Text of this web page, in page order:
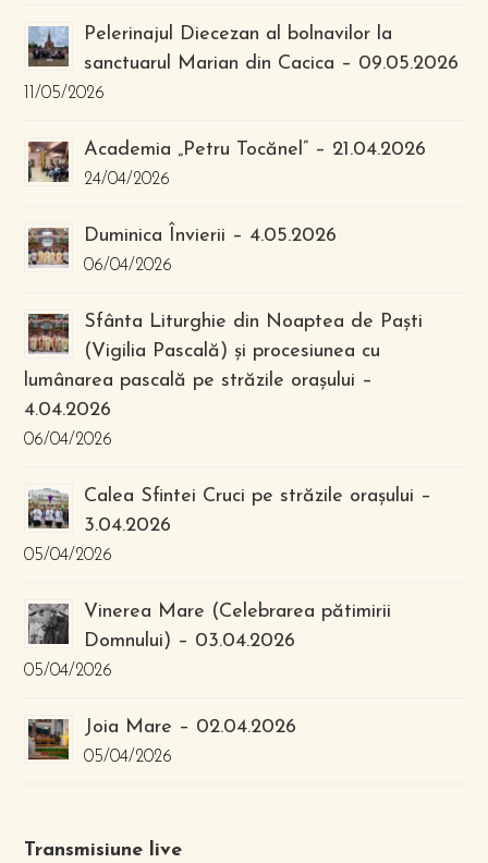
Pelerinajul Diecezan al bolnavilor la
sanctuarul Marian din Cacica – 09.05.2026
11/05/2026
Academia „Petru Tocănel” – 21.04.2026
24/04/2026
Duminica Învierii – 4.05.2026
06/04/2026
Sfânta Liturghie din Noaptea de Paști
(Vigilia Pascală) și procesiunea cu
lumânarea pascală pe străzile orașului –
4.04.2026
06/04/2026
Calea Sfintei Cruci pe străzile orașului –
3.04.2026
05/04/2026
Vinerea Mare (Celebrarea pătimirii
Domnului) – 03.04.2026
05/04/2026
Joia Mare – 02.04.2026
05/04/2026
Transmisiune live